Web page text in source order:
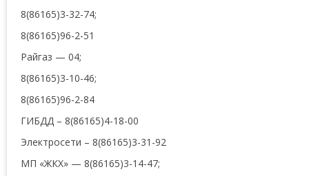
8(86165)3-32-74;
8(86165)96-2-51
Райгаз — 04;
8(86165)3-10-46;
8(86165)96-2-84
ГИБДД – 8(86165)4-18-00
Электросети – 8(86165)3-31-92
МП «ЖКХ» — 8(86165)3-14-47;